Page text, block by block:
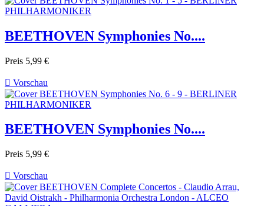
BEETHOVEN Symphonies No....
Preis 5,99 €
 Vorschau
BEETHOVEN Symphonies No....
Preis 5,99 €
 Vorschau